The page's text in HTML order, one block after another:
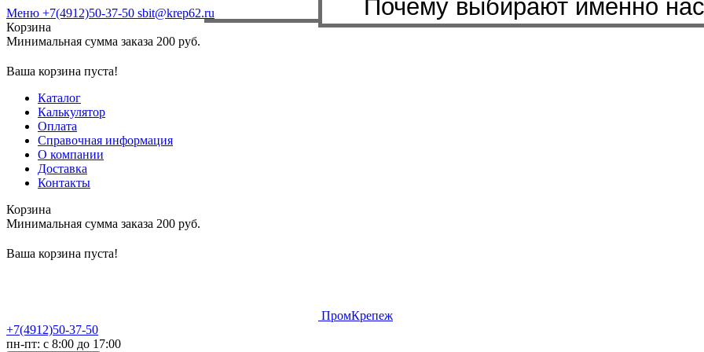
Меню +7(4912)50-37-50 sbit@krep62.ru
Корзина
Минимальная сумма заказа 200 руб.
Ваша корзина пуста!
Каталог
Калькулятор
Оплата
Справочная информация
О компании
Доставка
Контакты
Корзина
Минимальная сумма заказа 200 руб.
Ваша корзина пуста!
ПромКрепеж
+7(4912)50-37-50
пн-пт: с 8:00 до 17:00
Почему выбирают именно